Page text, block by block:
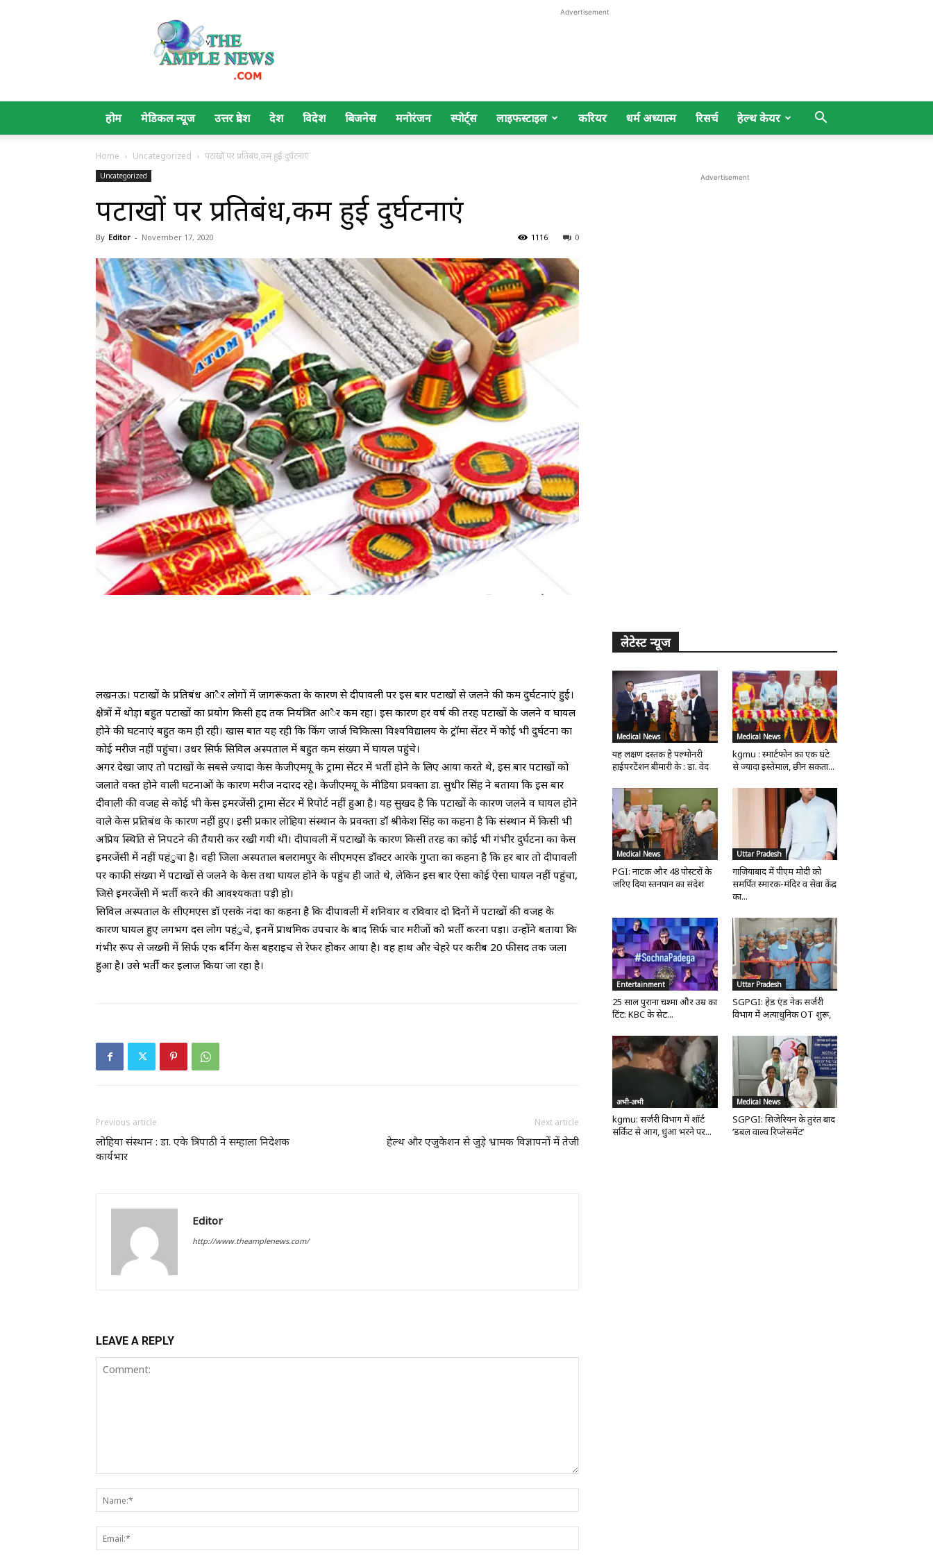
Ample
News
Advertisement
होम मेडिकल न्यूज उत्तर प्रदेश देश विदेश बिजनेस मनोरंजन स्पोर्ट्स लाइफस्टाइल करियर धर्म अध्यात्म रिसर्च हेल्थ केयर
Home Uncategorized पटाखों पर प्रतिबंध,कम हुई दुर्घटनाएं
Uncategorized
पटाखों पर प्रतिबंध,कम हुई दुर्घटनाएं
By Editor - November 17, 2020 0
1116
लखनऊ। पटाखों के प्रतिबंध आैर लोगों में जागरूकता के कारण से दीपावली पर इस बार पटाखों से जलने की कम दुर्घटनाएं हुई।
क्षेत्रों में थोड़ा बहुत पटाखों का प्रयोग किसी हद तक नियंत्रित आैर कम रहा। इस कारण हर वर्ष की तरह पटाखों के जलने व घायल
होने की घटनाएं बहुत कम ही रही। खास बात यह रही कि किंग जार्ज चिकित्सा विश्वविद्यालय के ट्रॉमा सेंटर में कोई भी दुर्घटना का
कोई मरीज नहीं पहुंचा। उधर सिर्फ सिविल अस्पताल में बहुत कम संख्या में घायल पहुंचे।
अगर देखा जाए तो पटाखों के सबसे ज्यादा केस केजीएमयू के ट्रामा सेंटर में भर्ती होने के लिए आया करते थे, इस बार पटाखों को
जलाते वक्त होने वाली घटनाओं के कारण मरीज नदारद रहे। केजीएमयू के मीडिया प्रवक्ता डा. सुधीर सिंह ने बताया कि इस बार
दीवाली की वजह से कोई भी केस इमरजेंसी ट्रामा सेंटर में रिपोर्ट नहीं हुआ है। यह सुखद है कि पटाखों के कारण जलने व घायल होने
वाले केस प्रतिबंध के कारण नहीं हुए। इसी प्रकार लोहिया संस्थान के प्रवक्ता डॉ श्रीकेश सिंह का कहना है कि संस्थान में किसी भी
अप्रिय स्थिति से निपटने की तैयारी कर रखी गयी थी। दीपावली में पटाखों के कारण किसी तरह का कोई भी गंभीर दुर्घटना का केस
इमरजेंसी में नहीं पहंुचा है। वही जिला अस्पताल बलरामपुर के सीएमएस डॉक्टर आरके गुप्ता का कहना है कि हर बार तो दीपावली
पर काफी संख्या में पटाखों से जलने के केस तथा घायल होने के पहुंच ही जाते थे, लेकिन इस बार ऐसा कोई ऐसा घायल नहीं पहुंचा,
जिसे इमरजेंसी में भर्ती करने की आवश्यकता पड़ी हो।
सिविल अस्पताल के सीएमएस डॉ एसके नंदा का कहना है कि दीपावली में शनिवार व रविवार दो दिनों में पटाखों की वजह के
कारण घायल हुए लगभग दस लोग पहंुचे, इनमें प्राथमिक उपचार के बाद सिर्फ चार मरीजों को भर्ती करना पड़ा। उन्होंने बताया कि
गंभीर रूप से जख्मी में सिर्फ एक बर्निग केस बहराइच से रेफर होकर आया है। वह हाथ और चेहरे पर करीब 20 फीसद तक जला
हुआ है। उसे भर्ती कर इलाज किया जा रहा है।
Previous article
लोहिया संस्थान : डा. एके त्रिपाठी ने सम्हाला निदेशक
कार्यभार
Next article
हेल्थ और एजुकेशन से जुड़े भ्रामक विज्ञापनों में तेजी
Editor
http://www.theamplenews.com/
LEAVE A REPLY
Advertisement
लेटेस्ट न्यूज
Medical News
यह लक्षण दस्तक है पल्मोनरी
हाईपरटेंशन बीमारी के : डा. वेद
Medical News
kgmu : स्मार्टफोन का एक घंटे
से ज्यादा इस्तेमाल, छीन सकता...
Medical News
PGI: नाटक और 48 पोस्टरों के
जरिए दिया स्तनपान का संदेश
Uttar Pradesh
गाज़ियाबाद में पीएम मोदी को
समर्पित स्मारक-मंदिर व सेवा केंद्र
का...
Entertainment
25 साल पुराना चश्मा और उम्र का
टिंट: KBC के सेट...
Uttar Pradesh
SGPGI: हेड एंड नेक सर्जरी
विभाग में अत्याधुनिक OT शुरू,
अभी-अभी
kgmu: सर्जरी विभाग में शॉर्ट
सर्किट से आग, धुंआ भरने पर...
Medical News
SGPGI: सिजेरियन के तुरंत बाद
‘डबल वाल्व रिप्लेसमेंट’